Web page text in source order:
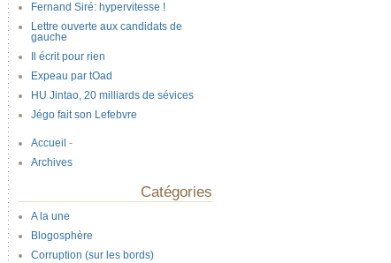
Fernand Siré: hypervitesse !
Lettre ouverte aux candidats de
gauche
Il écrit pour rien
Expeau par tOad
HU Jintao, 20 milliards de sévices
Jégo fait son Lefebvre
Accueil -
Archives
Catégories
A la une
Blogosphère
Corruption (sur les bords)